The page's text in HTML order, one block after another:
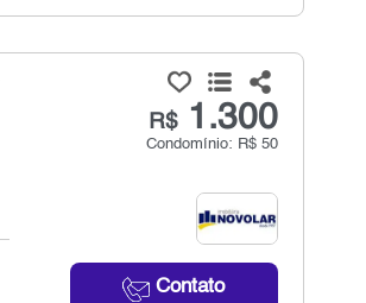
R$1.300
Condomínio: R$ 50
Contato